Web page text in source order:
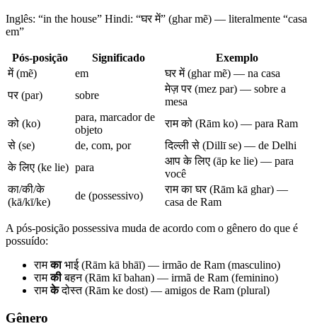
Inglês: “in the house” Hindi: “घर में” (ghar mẽ) — literalmente “casa
em”
Pós-posição Significado
Exemplo
में (mẽ)
em
घर में (ghar mẽ) — na casa
पर (par)
sobre
मेज़ पर (mez par) — sobre a
mesa
को (ko)
para, marcador de
objeto
राम को (Rām ko) — para Ram
से (se)
de, com, por
दिल्ली से (Dillī se) — de Delhi
के लिए (ke lie) para
आप के लिए (āp ke lie) — para
você
का/की/के
(kā/kī/ke)
de (possessivo)
राम का घर (Rām kā ghar) —
casa de Ram
A pós-posição possessiva muda de acordo com o gênero do que é
possuído:
रामकाभाई (Rām kā bhāī) — irmão de Ram (masculino)
रामकीबहन (Rām kī bahan) — irmã de Ram (feminino)
रामकेदोस्त (Rām ke dost) — amigos de Ram (plural)
Gênero